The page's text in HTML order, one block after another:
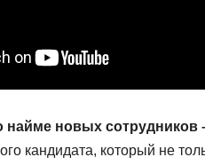
найме новых сотрудников
кандидата, который не